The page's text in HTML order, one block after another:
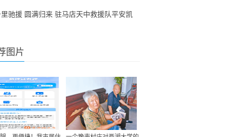
驰援 圆满归来 驻马店天中救援队平安凯
图片